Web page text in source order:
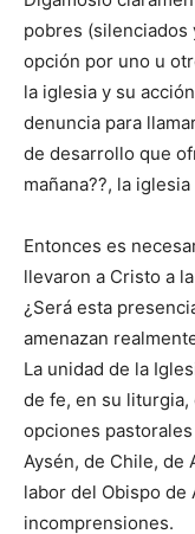
pobres (silenciados
opción por uno u
la iglesia y su
denuncia para
de desarrollo que
mañana??, la
Entonces es
llevaron a Cristo a
¿Será esta
amenazan
La unidad de la
de fe, en su liturgia,
opciones
Aysén, de Chile, de
labor del Obispo de
incomprensiones.